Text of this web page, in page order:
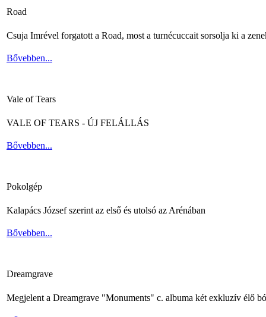
Road
Csuja Imrével forgatott a Road, most a turnécuccait sorsolja ki a
Bővebben...
Vale of Tears
VALE OF TEARS - ÚJ FELÁLLÁS
Bővebben...
Pokolgép
Kalapács József szerint az első és utolsó az Arénában
Bővebben...
Dreamgrave
Megjelent a Dreamgrave "Monuments" c. albuma két exkluzív élő